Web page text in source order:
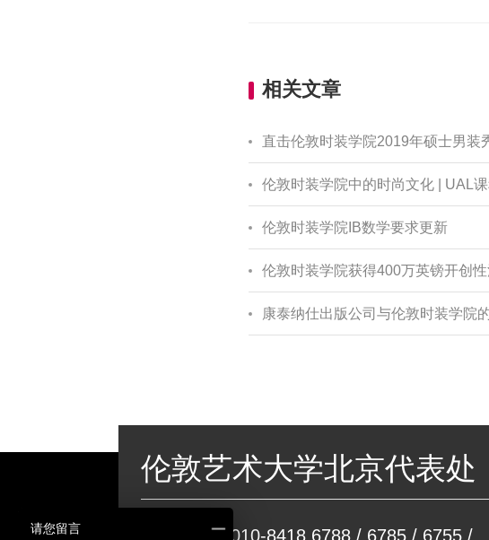
相关文章
直击伦敦时装学院2019年硕士男装
伦敦时装学院中的时尚文化 | UAL
伦敦时装学院IB数学要求更新
伦敦时装学院获得400万英镑开创
康泰纳仕出版公司与伦敦时装学院
伦敦艺术大学北京代表处
申请咨询： 010-8418 6788 / 6785 / 6755 /
请您留言